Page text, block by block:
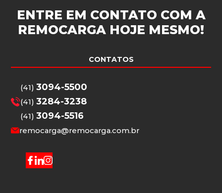
ENTRE EM CONTATO COM A
REMOCARGA HOJE MESMO!
CONTATOS
(41)3094-5500
(41)3284-3238
(41)3094-5516
remocarga@remocarga.com.br